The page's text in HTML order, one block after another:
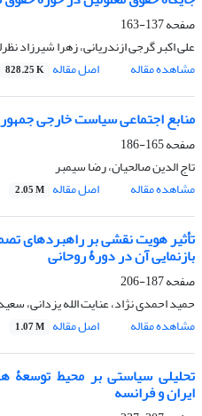
صفحه137-163
علی اکبر گرجی ازندریانی، زهرا شیرزاد
مشاهده مقاله
اصل مقاله 828.25 K
منابع اجتماعی سیاست خارجی
صفحه165-186
تاج الدین صالحیان، رضا سیمبر
مشاهده مقاله
اصل مقاله 2.05 M
تأثیر هویت نقشی بر راهبردهای
بازنمایی آن در دورۀ روحانی
صفحه187-206
حمید احمدی نژاد، عنایت الله یزدانی،
مشاهده مقاله
اصل مقاله 1.07 M
تحلیلی سیاستی بر محیط توسعۀ
ایران و فرانسه